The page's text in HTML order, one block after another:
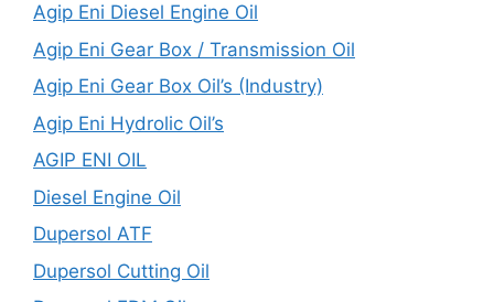
Agip Eni Diesel Engine Oil
Agip Eni Gear Box / Transmission Oil
Agip Eni Gear Box Oil’s (Industry)
Agip Eni Hydrolic Oil’s
AGIP ENI OIL
Diesel Engine Oil
Dupersol ATF
Dupersol Cutting Oil